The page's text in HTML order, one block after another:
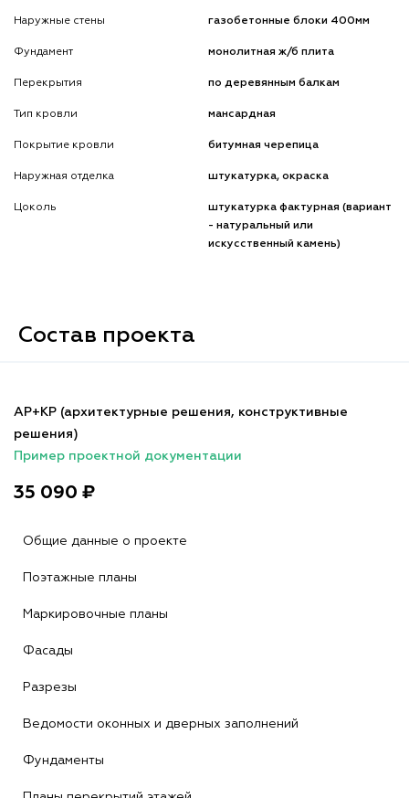
Наружные стены газобетонные блоки 400мм
Фундамент монолитная ж/б плита
Перекрытия по деревянным балкам
Тип кровли мансардная
Покрытие кровли битумная черепица
Наружная отделка штукатурка, окраска
Цоколь
штукатурка фактурная (вариант
- натуральный или
искусственный камень)
Состав проекта
АР+КР (архитектурные решения, конструктивные
решения)
Пример проектной документации
35 090 ₽
Общие данные о проекте
Поэтажные планы
Маркировочные планы
Фасады
Разрезы
Ведомости оконных и дверных заполнений
Фундаменты